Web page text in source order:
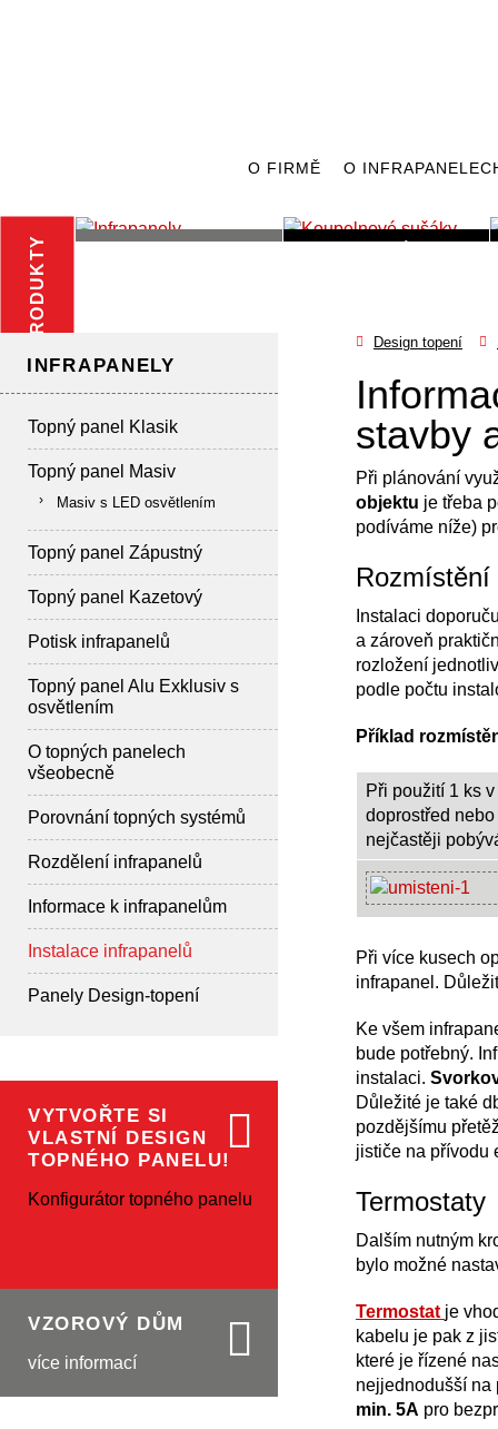
O FIRMĚ O
PRODUKTY Design topení
stavby
Při plánování
objektu je třeba
podíváme níže)
Rozmístění
Instalaci
a zároveň
rozložení
podle počtu
Příklad
Při použití 1 ks
doprostřed
nejčastěji
Při více kusech
infrapanel.
Ke všem
bude potřebný.
instalaci.
Důležité je také
pozdějšímu
jističe na přívodu
Termostaty
Dalším nutným
bylo možné
Termostat je
kabelu je pak z
které je řízené
nejjednodušší
min. 5A pro
INFRAPANELY
Topný panel Klasik
Topný panel Masiv
Masiv s LED osvětlením
Topný panel Zápustný
Topný panel Kazetový
Potisk infrapanelů
Topný panel Alu Exklusiv s
osvětlením
O topných panelech
všeobecně
Porovnání topných systémů
Rozdělení infrapanelů
Informace k infrapanelům
Instalace infrapanelů
Panely Design-topení
VYTVOŘTE SI
VLASTNÍ DESIGN
TOPNÉHO PANELU!
Konfigurátor topného panelu
VZOROVÝ DŮM
více informací